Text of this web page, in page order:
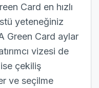
Card en hızlı
yeteneğiniz
Green Card aylar
vizesi de
çekiliş
ve seçilme